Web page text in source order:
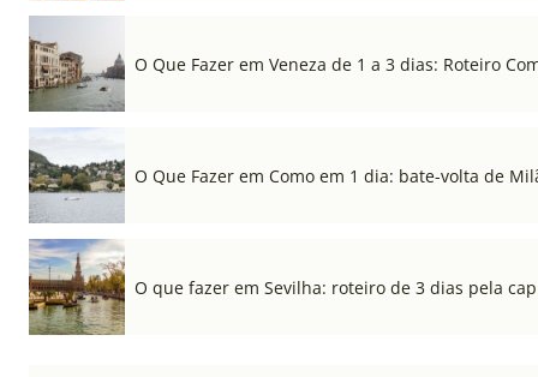
O Que Fazer em Veneza de 1 a 3 dias: Roteiro
O Que Fazer em Como em 1 dia: bate-volta de
O que fazer em Sevilha: roteiro de 3 dias pela